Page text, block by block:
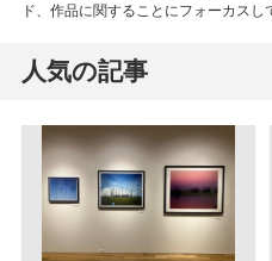
ド、作品に関することにフォーカスし
人気の記事